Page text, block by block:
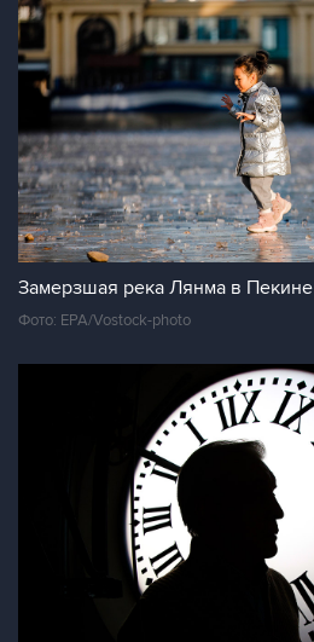
Замерзшая река Лянма в Пекине
Фото: EPA/Vostock-photo